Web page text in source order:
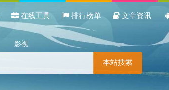
在线工具 排行榜单 文章资讯
影视
本站搜索